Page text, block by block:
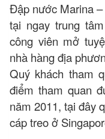
Đập nước Marina
tại ngay trung
công viên mở
nhà hàng địa
Quý khách tham
điểm tham quan
năm 2011, tại đây
cáp treo ở